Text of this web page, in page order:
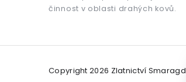
činnost v oblasti drahých kovů.
Copyright 2026 Zlatnictví Smaragd